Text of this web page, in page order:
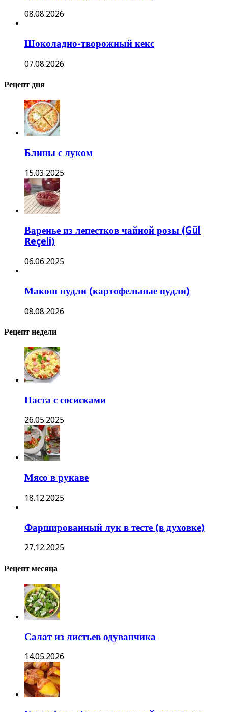
08.08.2026
Шоколадно-творожный кекс
07.08.2026
Рецепт дня
Блины с луком
15.03.2025
Варенье из лепестков чайной розы (Gül
Reçeli)
06.06.2025
Макош нудли (картофельные нудли)
08.08.2026
Рецепт недели
Паста с сосисками
26.05.2025
Мясо в рукаве
18.12.2025
Фаршированный лук в тесте (в духовке)
27.12.2025
Рецепт месяца
Салат из листьев одуванчика
14.05.2026